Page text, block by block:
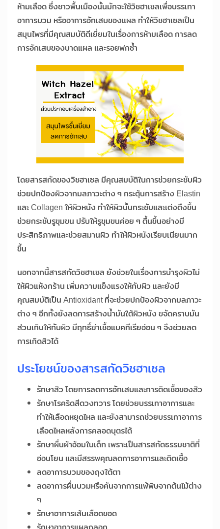
ห้ามเลือด ซึ่งชาวพื้นเมืองนั้นมักจะใช้วิชฮาเซลเพื่อบรรเทา
อาการบวม หรืออาการอักเสบของแผล ทำให้วิชฮาเซลเป็น
สมุนไพรที่มีคุณสมบัติดีเยี่ยมในเรื่องการห้ามเลือด การลด
การอักเสบของบาดแผล และรอยฟกช้ำ
โดยสารสกัดของวิชฮาเซล มีคุณสมบัติในการช่วยกระชับผิว
ช่วยปกป้องผิวจากมลภาวะต่าง ๆ กระตุ้นการสร้าง Elastin
และ Collagen ให้ผิวหนัง ทำให้ผิวนั้นกระชับและเต่งตึงขึ้น
ช่วยกระชับรูขุมขน ปรับให้รูขุมขนค่อย ๆ ตื้นขึ้นอย่างมี
ประสิทธิภาพและช่วยสมานผิว ทำให้ผิวหนังเรียบเนียนมาก
ขึ้น
นอกจากนี้สารสกัดวิชฮาเซล ยังช่วยในเรื่องการบำรุงผิวไม่
ให้ผิวแห้งกร้าน เพิ่มความแข็งแรงให้กับผิว และยังมี
คุณสมบัติเป็น Antioxidant ที่จะช่วยปกป้องผิวจากมลภาวะ
ต่าง ๆ อีกทั้งยังลดการสร้างน้ำมันใต้ผิวหนัง ขจัดคราบมัน
ส่วนเกินให้กับผิว มีฤทธิ์ฆ่าเชื้อแบคทีเรียอ่อน ๆ จึงช่วยลด
การเกิดสิวได้
ประโยชน์ของสารสกัดวิชฮาเซล
รักษาสิว โดยการลดการอักเสบและการติดเชื้อของสิว
รักษาโรคริดสีดวงทวาร โดยช่วยบรรเทาอาการและ
ทำให้เลือดหยุดไหล และยังสามารถช่วยบรรเทาอาการ
เลือดไหลหลังการคลอดบุตรได้
รักษาผื่นผ้าอ้อมในเด็ก เพราะเป็นสารสกัดธรรมชาติที่
อ่อนโยน และมีสรรพคุณลดการอาการและติดเชื้อ
ลดอาการบวมของถุงใต้ตา
ลดอาการผื่นบวมหรือคันจากการแพ้พิษจากต้นไม้ต่าง
ๆ
รักษาอาการเส้นเลือดขอด